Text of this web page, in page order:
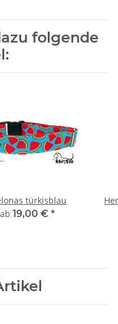
folgende
türkisblau
ab 19,00 € *